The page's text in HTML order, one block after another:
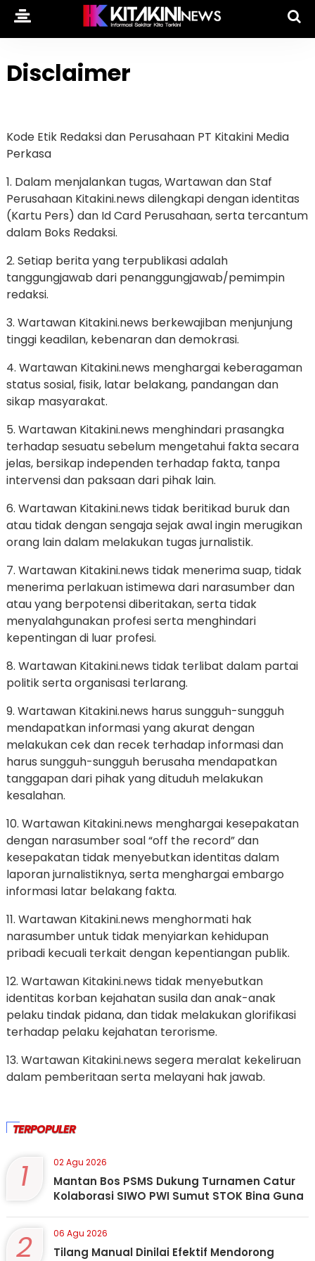
Disclaimer
Kode Etik Redaksi dan Perusahaan PT Kitakini Media
Perkasa
1. Dalam menjalankan tugas, Wartawan dan Staf
Perusahaan Kitakini.news dilengkapi dengan identitas
(Kartu Pers) dan Id Card Perusahaan, serta tercantum
dalam Boks Redaksi.
2. Setiap berita yang terpublikasi adalah
tanggungjawab dari penanggungjawab/pemimpin
redaksi.
3. Wartawan Kitakini.news berkewajiban menjunjung
tinggi keadilan, kebenaran dan demokrasi.
4. Wartawan Kitakini.news menghargai keberagaman
status sosial, fisik, latar belakang, pandangan dan
sikap masyarakat.
5. Wartawan Kitakini.news menghindari prasangka
terhadap sesuatu sebelum mengetahui fakta secara
jelas, bersikap independen terhadap fakta, tanpa
intervensi dan paksaan dari pihak lain.
6. Wartawan Kitakini.news tidak beritikad buruk dan
atau tidak dengan sengaja sejak awal ingin merugikan
orang lain dalam melakukan tugas jurnalistik.
7. Wartawan Kitakini.news tidak menerima suap, tidak
menerima perlakuan istimewa dari narasumber dan
atau yang berpotensi diberitakan, serta tidak
menyalahgunakan profesi serta menghindari
kepentingan di luar profesi.
8. Wartawan Kitakini.news tidak terlibat dalam partai
politik serta organisasi terlarang.
9. Wartawan Kitakini.news harus sungguh-sungguh
mendapatkan informasi yang akurat dengan
melakukan cek dan recek terhadap informasi dan
harus sungguh-sungguh berusaha mendapatkan
tanggapan dari pihak yang dituduh melakukan
kesalahan.
10. Wartawan Kitakini.news menghargai kesepakatan
dengan narasumber soal “off the record” dan
kesepakatan tidak menyebutkan identitas dalam
laporan jurnalistiknya, serta menghargai embargo
informasi latar belakang fakta.
11. Wartawan Kitakini.news menghormati hak
narasumber untuk tidak menyiarkan kehidupan
pribadi kecuali terkait dengan kepentiangan publik.
12. Wartawan Kitakini.news tidak menyebutkan
identitas korban kejahatan susila dan anak-anak
pelaku tindak pidana, dan tidak melakukan glorifikasi
terhadap pelaku kejahatan terorisme.
13. Wartawan Kitakini.news segera meralat kekeliruan
dalam pemberitaan serta melayani hak jawab.
TERPOPULER
1 02 Agu 2026
Mantan Bos PSMS Dukung Turnamen Catur
Kolaborasi SIWO PWI Sumut STOK Bina Guna
2 06 Agu 2026
Tilang Manual Dinilai Efektif Mendorong